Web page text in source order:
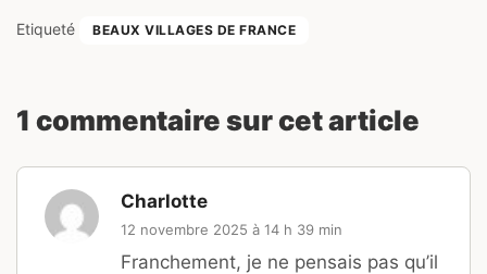
Etiqueté BEAUX VILLAGES DE FRANCE
1 commentaire sur cet article
Charlotte
12 novembre 2025 à 14 h 39 min
Franchement, je ne pensais pas qu’il